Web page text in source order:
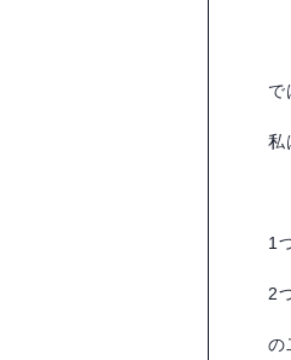
で
私
1
2
の